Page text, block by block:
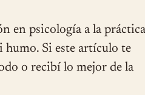
en psicología a la práctica
Si este artículo te
o recibí lo mejor de la